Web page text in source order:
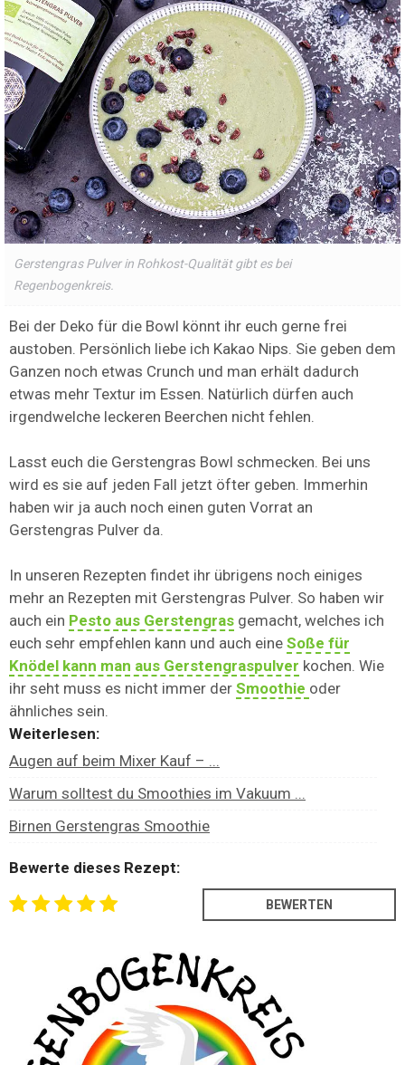
Gerstengras Pulver in Rohkost-Qualität gibt es bei
Regenbogenkreis.
Bei der Deko für die Bowl könnt ihr euch gerne frei
austoben. Persönlich liebe ich Kakao Nips. Sie geben dem
Ganzen noch etwas Crunch und man erhält dadurch
etwas mehr Textur im Essen. Natürlich dürfen auch
irgendwelche leckeren Beerchen nicht fehlen.
Lasst euch die Gerstengras Bowl schmecken. Bei uns
wird es sie auf jeden Fall jetzt öfter geben. Immerhin
haben wir ja auch noch einen guten Vorrat an
Gerstengras Pulver da.
In unseren Rezepten findet ihr übrigens noch einiges
mehr an Rezepten mit Gerstengras Pulver. So haben wir
auch ein Pesto aus Gerstengras gemacht, welches ich
euch sehr empfehlen kann und auch eine Soße für
Knödel kann man aus Gerstengraspulver kochen. Wie
ihr seht muss es nicht immer der Smoothie oder
ähnliches sein.
Weiterlesen:
Augen auf beim Mixer Kauf – ...
Warum solltest du Smoothies im Vakuum ...
Birnen Gerstengras Smoothie
Bewerte dieses Rezept: